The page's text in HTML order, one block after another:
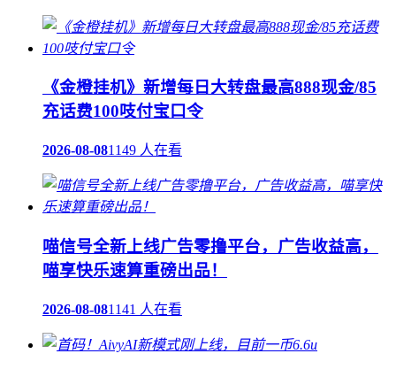
《金橙挂机》新增每日大转盘最高888现金/85
充话费100吱付宝口令
2026-08-081149 人在看
喵信号全新上线广告零撸平台，广告收益高，
喵享快乐速算重磅出品！
2026-08-081141 人在看